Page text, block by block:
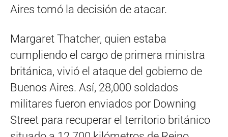
Aires tomó la decisión de atacar.
Margaret Thatcher, quien estaba
cumpliendo el cargo de primera ministra
británica, vivió el ataque del gobierno de
Buenos Aires. Así, 28,000 soldados
militares fueron enviados por Downing
Street para recuperar el territorio británico